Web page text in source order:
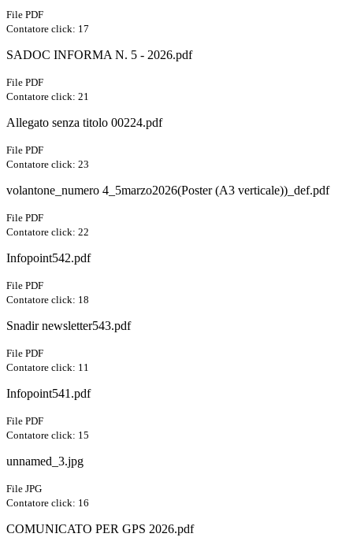
File PDF
Contatore click: 17
SADOC INFORMA N. 5 - 2026.pdf
File PDF
Contatore click: 21
Allegato senza titolo 00224.pdf
File PDF
Contatore click: 23
volantone_numero 4_5marzo2026(Poster (A3 verticale))_def.pdf
File PDF
Contatore click: 22
Infopoint542.pdf
File PDF
Contatore click: 18
Snadir newsletter543.pdf
File PDF
Contatore click: 11
Infopoint541.pdf
File PDF
Contatore click: 15
unnamed_3.jpg
File JPG
Contatore click: 16
COMUNICATO PER GPS 2026.pdf